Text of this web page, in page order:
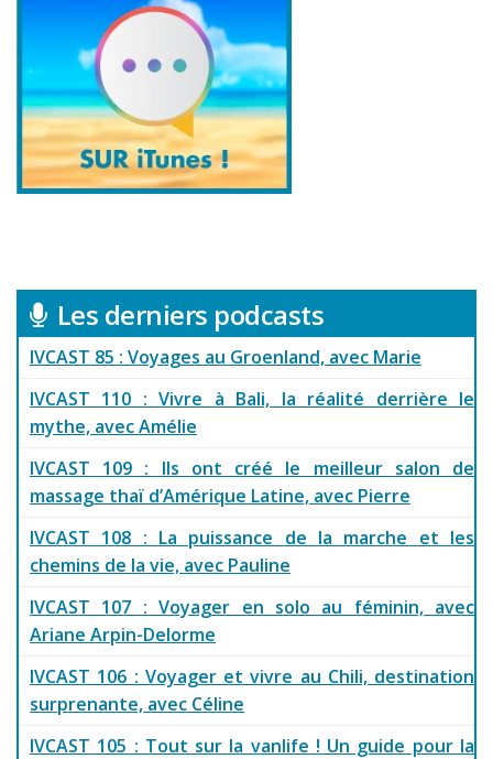
Les derniers podcasts
IVCAST 85 : Voyages au Groenland, avec Marie
IVCAST 110 : Vivre à Bali, la réalité derrière le
mythe, avec Amélie
IVCAST 109 : Ils ont créé le meilleur salon de
massage thaï d’Amérique Latine, avec Pierre
IVCAST 108 : La puissance de la marche et les
chemins de la vie, avec Pauline
IVCAST 107 : Voyager en solo au féminin, avec
Ariane Arpin-Delorme
IVCAST 106 : Voyager et vivre au Chili, destination
surprenante, avec Céline
IVCAST 105 : Tout sur la vanlife ! Un guide pour la